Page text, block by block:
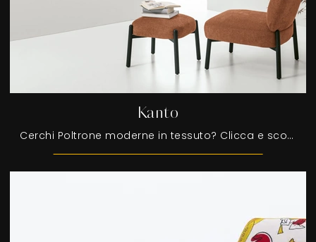
Kanto
Cerchi Poltrone moderne in tessuto? Clicca e scopri di più sul modello Kanto di Target Point.